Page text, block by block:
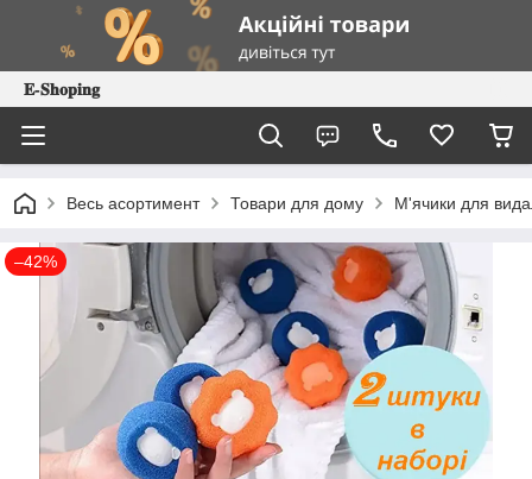
𝐄-𝐒𝐡𝐨𝐩𝐢𝐧𝐠
Весь асортимент Товари для дому М'ячики для
–42%